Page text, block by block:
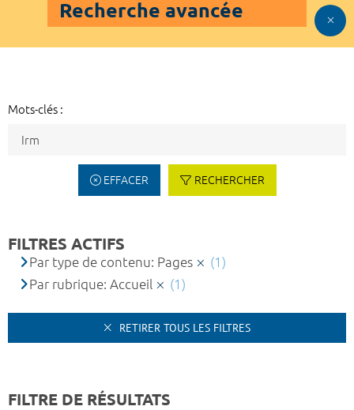
Recherche avancée
Mots-clés :
EFFACER RECHERCHER
FILTRES ACTIFS
Par type de contenu: Pages
(1)
Par rubrique: Accueil
(1)
RETIRER TOUS LES FILTRES
FILTRE DE RÉSULTATS